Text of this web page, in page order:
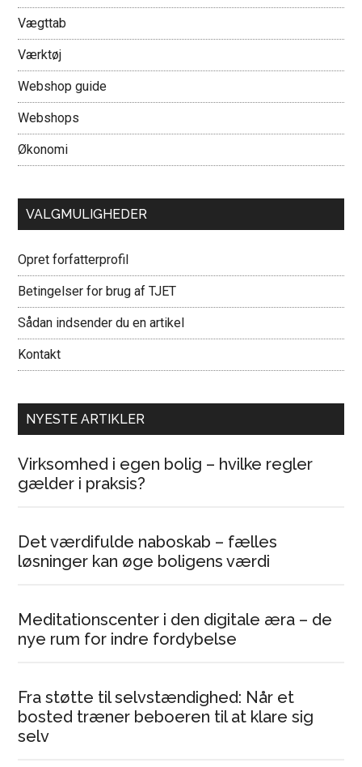
Vægttab
Værktøj
Webshop guide
Webshops
Økonomi
VALGMULIGHEDER
Opret forfatterprofil
Betingelser for brug af TJET
Sådan indsender du en artikel
Kontakt
NYESTE ARTIKLER
Virksomhed i egen bolig – hvilke regler
gælder i praksis?
Det værdifulde naboskab – fælles
løsninger kan øge boligens værdi
Meditationscenter i den digitale æra – de
nye rum for indre fordybelse
Fra støtte til selvstændighed: Når et
bosted træner beboeren til at klare sig
selv